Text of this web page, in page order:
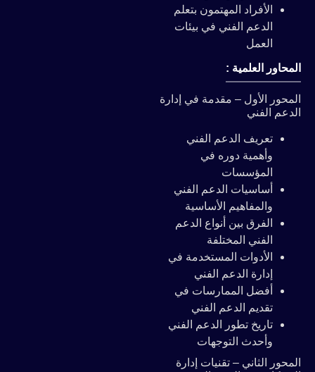
الأفراد المهتمون بتعلم
الدعم الفني في بيئات
العمل
المحاور العلمية :
المحور الأول – مقدمة في إدارة
الدعم الفني
تعريف الدعم الفني
وأهمية دوره في
المؤسسات
أساسيات الدعم الفني
والمفاهيم الأساسية
الفرق بين أنواع الدعم
الفني المختلفة
الأدوات المستخدمة في
إدارة الدعم الفني
أفضل الممارسات في
تقديم الدعم الفني
تاريخ تطور الدعم الفني
وأحدث التوجهات
المحور الثاني – تقنيات إدارة